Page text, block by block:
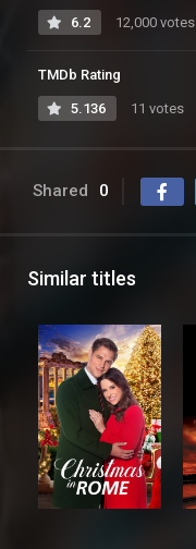
6.2 12,000 votes
TMDb Rating
5.136 11 votes
Shared 0
Similar titles